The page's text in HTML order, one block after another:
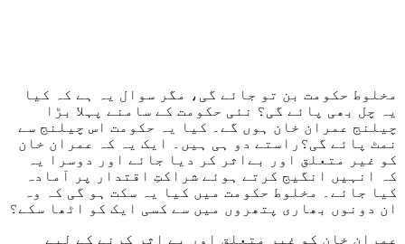
مخلوط حکومت بن تو جائے گی، مگر سوال یہ ہے کہ کیا
یہ چل بھی پائے گی؟ نئی حکومت کے سامنے پہلا بڑا
چیلنج عمران خان ہوں گے۔ کیا یہ حکومت اس چیلنج سے
نمٹ پائے گی؟راستے دو ہی ہیں۔ ایک یہ کہ عمران خان
کو غیر متعلق اور بےاثر کر دیا جائے اور دوسرا یہ
کہ انہیں انگیج کرتے ہوئے شراکتِ اقتدار پر آمادہ
کیا جائے۔ مخلوط حکومت میں کیا یہ سکت ہو گی کہ وہ
ان دونوں بھاری پتھروں میں سے کسی ایک کو اٹھا سکے؟
عمران خان کو غیر متعلق اور بے اثر کرنے کے لیے